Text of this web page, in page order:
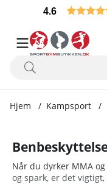
4.6
Hjem Kampsport
Når du dyrker MMA
og spark, er det